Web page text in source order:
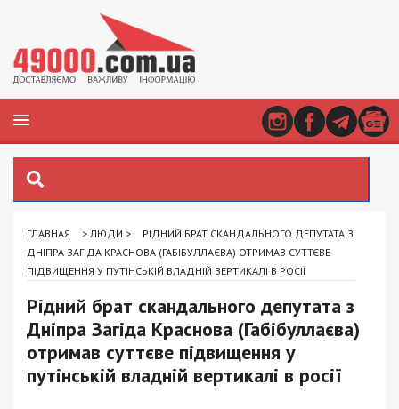
ГЛАВНАЯ > ЛЮДИ >
РІДНИЙ БРАТ СКАНДАЛЬНОГО ДЕПУТАТА З
ДНІПРА ЗАГІДА КРАСНОВА (ГАБІБУЛЛАЄВА) ОТРИМАВ СУТТЄВЕ
ПІДВИЩЕННЯ У ПУТІНСЬКІЙ ВЛАДНІЙ ВЕРТИКАЛІ В РОСІЇ
Рідний брат скандального депутата з
Дніпра Загіда Краснова (Габібуллаєва)
отримав суттєве підвищення у
путінській владній вертикалі в росії